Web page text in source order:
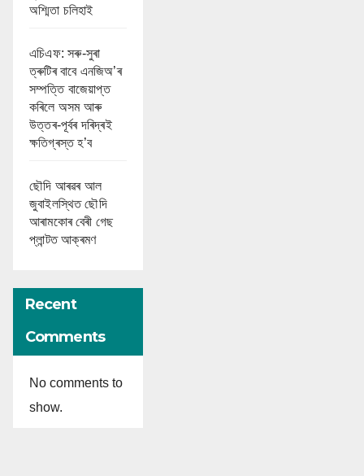
অশ্মিতা চলিহাই
এচিএফ: সৰু-সুৰা
ত্ৰুটিৰ বাবে এনজিঅ’ৰ
সম্পত্তি বাজেয়াপ্ত
কৰিলে অসম আৰু
উত্তৰ-পূৰ্বৰ দৰিদ্ৰই
ক্ষতিগ্ৰস্ত হ’ব
ছৌদি আৰৱৰ আল
জুবাইলস্থিত ছৌদি
আৰামকোৰ বেৰী গেছ
প্লান্টত আক্ৰমণ
Recent
Comments
No comments to
show.